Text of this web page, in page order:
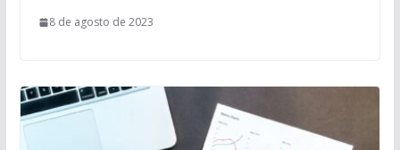
8 de agosto de 2023